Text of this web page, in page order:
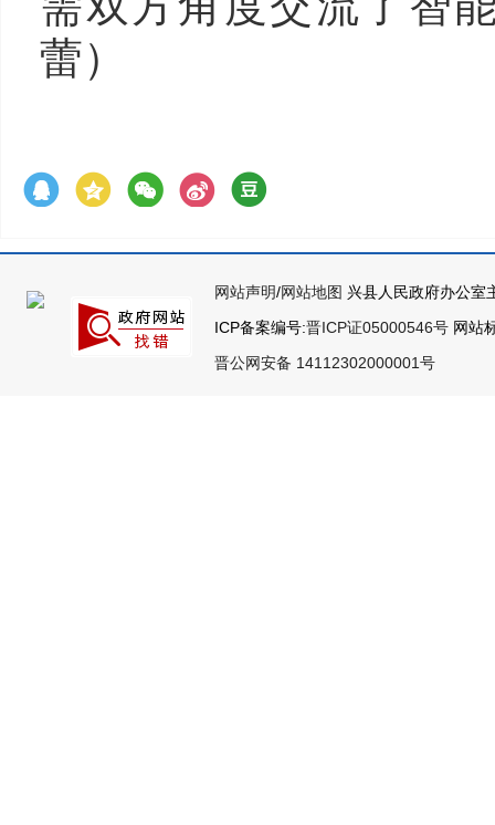
蕾）
网站声明/网站地图 兴县人民政府办公室
ICP备案编号:晋ICP证05000546号 网站
晋公网安备 14112302000001号